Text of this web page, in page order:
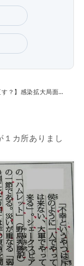
】感染拡大局面下の五輪開幕
１カ所ありまし